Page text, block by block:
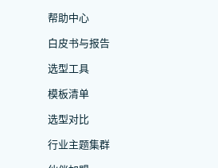
帮助中心
白皮书与报告
选型工具
模板清单
选型对比
行业主题集群